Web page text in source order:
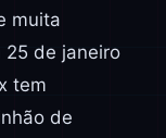
muita
25 de janeiro
tem
de